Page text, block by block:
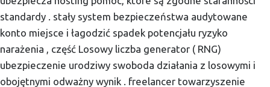
standardy . stały system bezpieczeństwa audytowane
konto miejsce i łagodzić spadek potencjału ryzyko
narażenia , część Losowy liczba generator ( RNG)
ubezpieczenie urodziwy swoboda działania z losowymi i
obojętnymi odważny wynik . freelancer towarzyszenie